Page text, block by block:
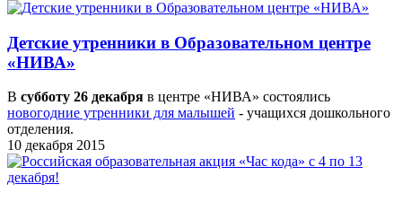
Детские утренники в Образовательном центре
«НИВА»
В субботу 26 декабря в центре «НИВА» состоялись
новогодние утренники для малышей - учащихся дошкольного
отделения.
10 декабря 2015